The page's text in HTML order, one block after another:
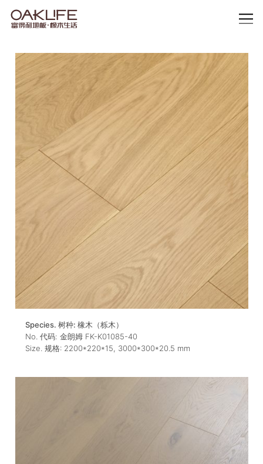
Species. 树种: 橡木（栎木）
No. 代码: 金朗姆 FK-K01085-40
Size. 规格: 2200*220*15 3000*300*20.5 mm